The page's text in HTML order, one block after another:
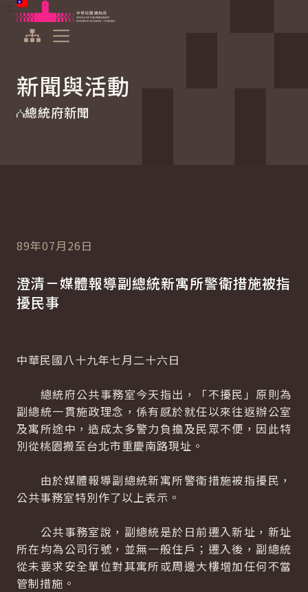
跳到主要內容
中華民國總統府
新聞與活動
總統府新聞
89年07月26日
澄清－媒體報導副總統新寓所警衛措施被指
擾民事
中華民國八十九年七月二十六日
總統府公共事務室今天指出，「不擾民」原則為
副總統一貫施政理念，係有感於就任以來往返辦公室
及寓所途中，造成太多警力負擔及民眾不便，因此特
別從桃園搬至台北市重慶南路現址。
由於媒體報導副總統新寓所警衛措施被指擾民，
公共事務室特別作了以上表示。
公共事務室說，副總統是於日前遷入新址，新址
所在均為公司行號，並無一般住戶；遷入後，副總統
從未要求安全單位對其寓所或周邊大樓增加任何不當
管制措施。